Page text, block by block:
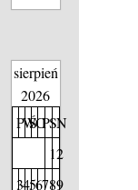
sierpień
2026
PW
ŚCPSN
12
3456789